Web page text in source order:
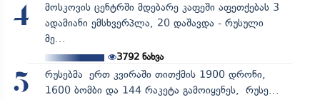
4
მოსკოვის ცენტრში მდებარე კაფეში აფეთქებას 3
ადამიანი ემსხვერპლა, 20 დაშავდა - რუსული
მე...
3792ნახვა
5
რუსებმა ერთ კვირაში თითქმის 1900 დრონი,
1600 ბომბი და 144 რაკეტა გამოიყენეს, რუსე...